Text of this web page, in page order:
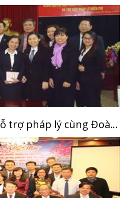
Vietthink tham gia hỗ trợ pháp lý cùng Đoàn luật sư thành phố Hà Nội